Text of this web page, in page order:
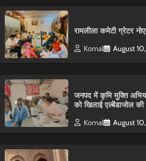
रामलीला कमेटी ग्रेटर
Komal August
जनपद में कृमि मुक्ति
को खिलाई एल्बेंडाजोल की
Komal August